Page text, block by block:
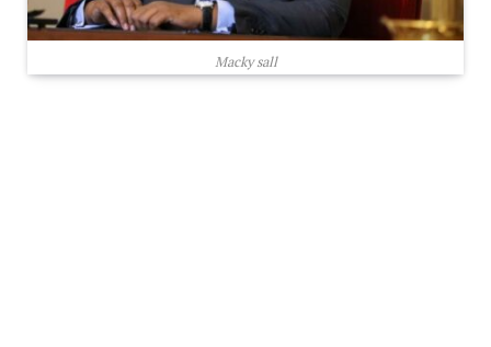
Macky sall